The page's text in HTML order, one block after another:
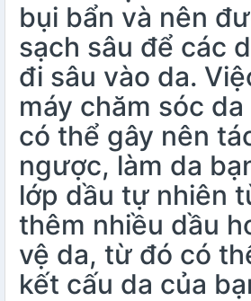
bụi bẩn và nên
sạch sâu để các
đi sâu vào da.
máy chăm sóc
có thể gây nên
ngược, làm da
lớp dầu tự nhiên
thêm nhiều dầu
vệ da, từ đó có
kết cấu da của